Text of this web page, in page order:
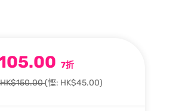
7折
HK$150.00(慳: HK$45.00)